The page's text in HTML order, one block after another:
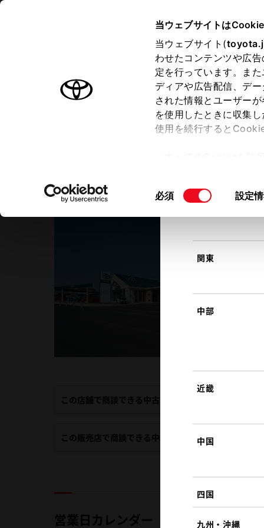
当ウェブサイトは
当ウェブサイト(
わせたコンテンツや広
定を行っています。ま
ディアや広告配信、デ
された情報とユーザー
を使用したときに収集
使用を続行すると
て」をご覧ください。
同
必須 設定
オーナーサポート トピックス
現在地
該当す
北海道
東北
関東
中部
近畿
中国
四国
九州・沖縄
トヨタ認定中古車
トヨタ認定中古車の魅力 3つの買
大口店
この店舗で商談できる中古車
この販売店で商談できる中古車
営業日カレンダー